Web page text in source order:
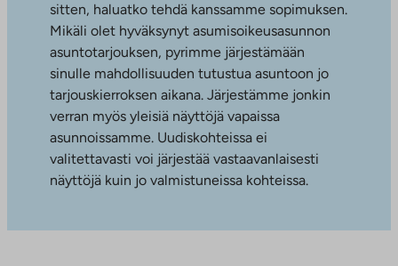
sitten, haluatko tehdä kanssamme sopimuksen.
Mikäli olet hyväksynyt asumisoikeusasunnon
asuntotarjouksen, pyrimme järjestämään
sinulle mahdollisuuden tutustua asuntoon jo
tarjouskierroksen aikana. Järjestämme jonkin
verran myös yleisiä näyttöjä vapaissa
asunnoissamme. Uudiskohteissa ei
valitettavasti voi järjestää vastaavanlaisesti
näyttöjä kuin jo valmistuneissa kohteissa.